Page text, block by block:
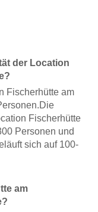
der Location
Fischerhütte am
Fischerhütte
Personen und
sich auf 100-
am